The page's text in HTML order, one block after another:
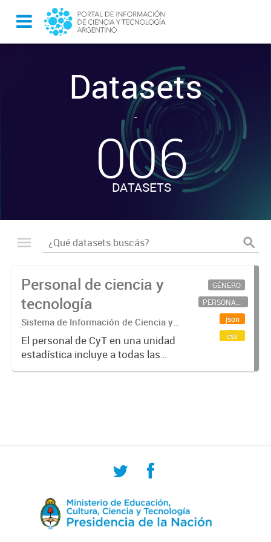
Datasets
-
006
DATASETS
Personal de ciencia y
tecnología
Sistema de Información de Ciencia y
Tecnología Argentino (SICYTAR)
El personal de CyT en una unidad
estadística incluye a todas las
personas involucradas
GÉNERO
PERSONAL CIENTÍFICO-TECNOLÓGICO
json
csv